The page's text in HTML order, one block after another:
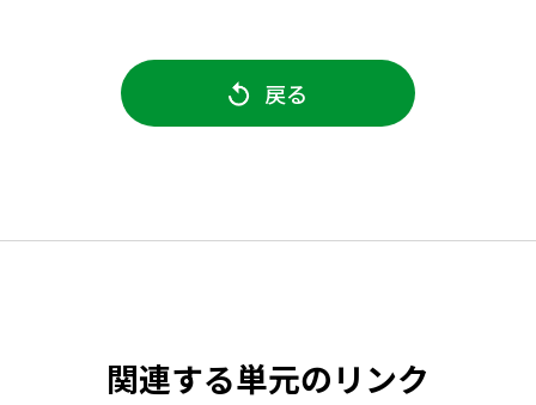
戻る
関連する単元のリンク